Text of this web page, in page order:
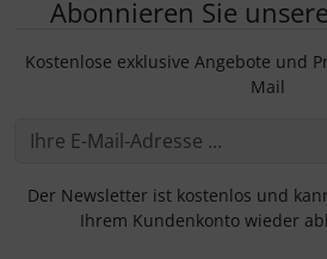
Abonnieren Sie
Kostenlose exklusive Angebote und
Mail
Der Newsletter ist kostenlos und
Ihrem Kundenkonto wieder
Spezialschrauben